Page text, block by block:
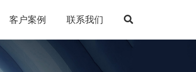
客户案例 联系我们